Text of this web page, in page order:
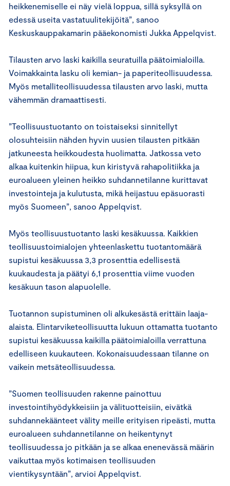
heikkenemiselle ei näy vielä loppua, sillä syksyllä on
edessä useita vastatuulitekijöitä”, sanoo
Keskuskauppakamarin pääekonomisti Jukka Appelqvist.
Tilausten arvo laski kaikilla seuratuilla päätoimialoilla.
Voimakkainta lasku oli kemian- ja paperiteollisuudessa.
Myös metalliteollisuudessa tilausten arvo laski, mutta
vähemmän dramaattisesti.
”Teollisuustuotanto on toistaiseksi sinnitellyt
olosuhteisiin nähden hyvin uusien tilausten pitkään
jatkuneesta heikkoudesta huolimatta. Jatkossa veto
alkaa kuitenkin hiipua, kun kiristyvä rahapolitiikka ja
euroalueen yleinen heikko suhdannetilanne kurittavat
investointeja ja kulutusta, mikä heijastuu epäsuorasti
myös Suomeen”, sanoo Appelqvist.
Myös teollisuustuotanto laski kesäkuussa. Kaikkien
teollisuustoimialojen yhteenlaskettu tuotantomäärä
supistui kesäkuussa 3,3 prosenttia edellisestä
kuukaudesta ja päätyi 6,1 prosenttia viime vuoden
kesäkuun tason alapuolelle.
Tuotannon supistuminen oli alkukesästä erittäin laaja-
alaista. Elintarviketeollisuutta lukuun ottamatta tuotanto
supistui kesäkuussa kaikilla päätoimialoilla verrattuna
edelliseen kuukauteen. Kokonaisuudessaan tilanne on
vaikein metsäteollisuudessa.
”Suomen teollisuuden rakenne painottuu
investointihyödykkeisiin ja välituotteisiin, eivätkä
suhdannekäänteet välity meille erityisen ripeästi, mutta
euroalueen suhdannetilanne on heikentynyt
teollisuudessa jo pitkään ja se alkaa enenevässä määrin
vaikuttaa myös kotimaisen teollisuuden
vientikysyntään”, arvioi Appelqvist.